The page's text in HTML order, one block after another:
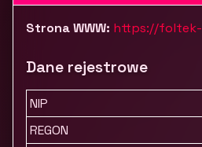
Strona WWW: https://
Dane rejestrowe
NIP
REGON